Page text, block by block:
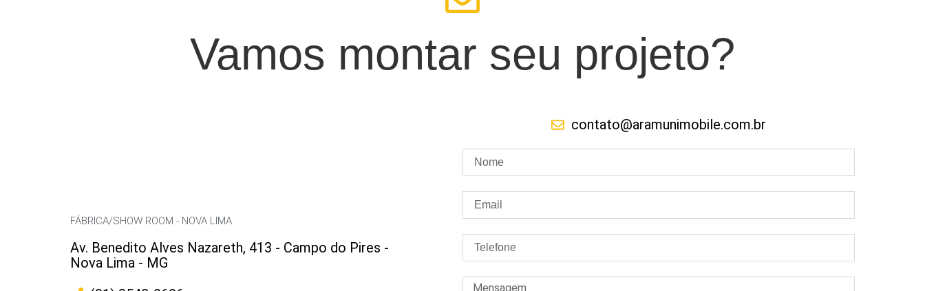
Vamos montar seu projeto?
FÁBRICA/SHOW ROOM - NOVA LIMA
Av. Benedito Alves Nazareth, 413 - Campo do Pires -
Nova Lima - MG
contato@aramunimobile.com.br